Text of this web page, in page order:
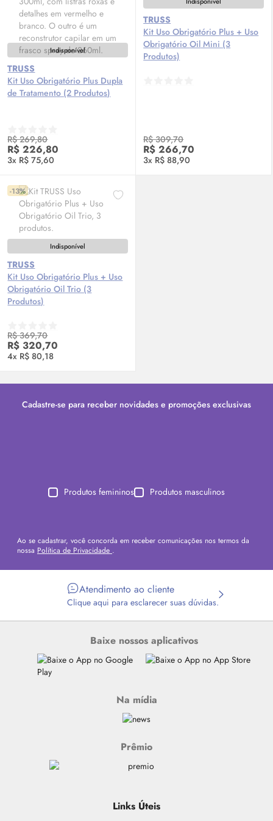
Indisponível
TRUSS
Kit Uso Obrigatório Plus Dupla
de Tratamento (2 Produtos)
R$ 269,80
R$ 226,80
3x R$ 75,60
TRUSS
Kit Uso Obrigatório Plus + Uso
ObrigatórioOil Mini (3
Produtos)
R$ 309,70
R$ 266,70
3x R$ 88,90
-13%
Indisponível
TRUSS
Kit Uso Obrigatório Plus + Uso
ObrigatórioOil Trio (3
Produtos)
R$ 369,70
R$ 320,70
4x R$ 80,18
Cadastre-se para receber novidades e promoções exclusivas
Produtos femininos Produtos masculinos
Ao se cadastrar, você concorda em receber comunicações nos termos da
nossa Política de Privacidade .
Atendimento ao cliente
Clique aqui para esclarecer suas dúvidas.
Baixe nossos aplicativos
Na mídia
Prêmio
Links Úteis